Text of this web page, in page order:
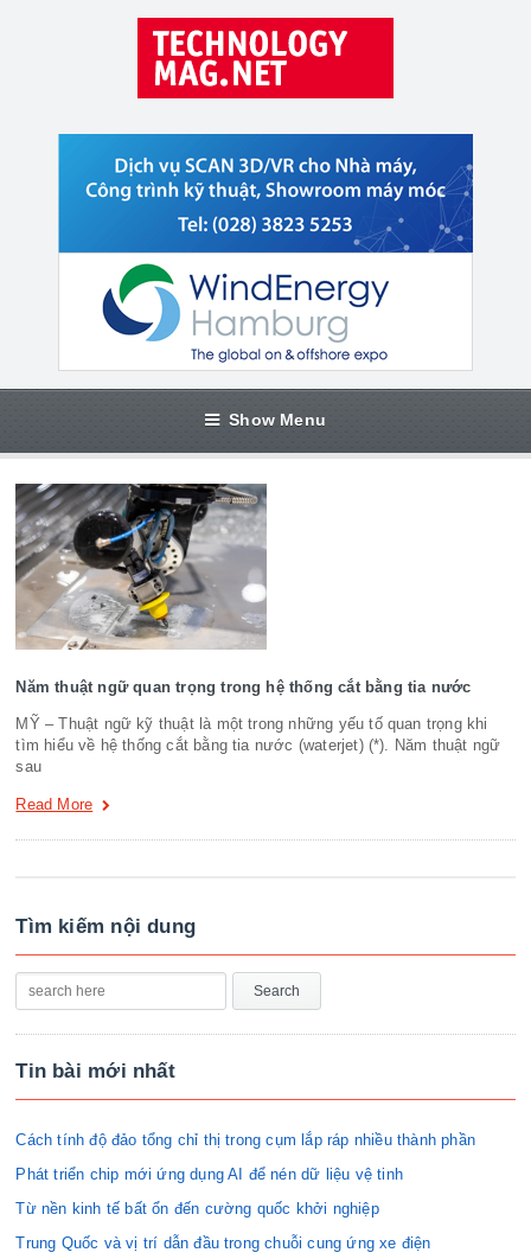
Show Menu
Năm thuật ngữ quan trọng trong hệ thống cắt bằng tia nước
MỸ – Thuật ngữ kỹ thuật là một trong những yếu tố quan trọng khi
tìm hiểu về hệ thống cắt bằng tia nước (waterjet) (*). Năm thuật ngữ
sau
Read More
Tìm kiếm nội dung
Tin bài mới nhất
Cách tính độ đảo tổng chỉ thị trong cụm lắp ráp nhiều thành phần
Phát triển chip mới ứng dụng AI để nén dữ liệu vệ tinh
Từ nền kinh tế bất ổn đến cường quốc khởi nghiệp
Trung Quốc và vị trí dẫn đầu trong chuỗi cung ứng xe điện